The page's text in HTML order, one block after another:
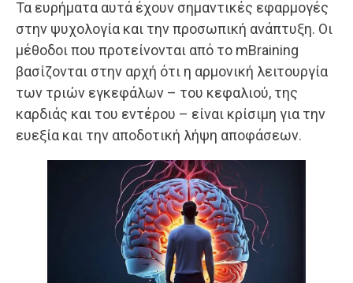
Τα ευρήματα αυτά έχουν σημαντικές εφαρμογές
στην ψυχολογία και την προσωπική ανάπτυξη. Οι
μέθοδοι που προτείνονται από το mBraining
βασίζονται στην αρχή ότι η αρμονική λειτουργία
των τριών εγκεφάλων – του κεφαλιού, της
καρδιάς και του εντέρου – είναι κρίσιμη για την
ευεξία και την αποδοτική λήψη αποφάσεων.